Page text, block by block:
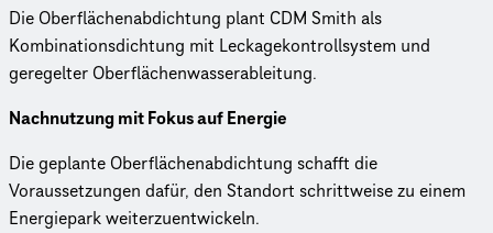
Die Oberflächenabdichtung plant CDM Smith als
Kombinationsdichtung mit Leckagekontrollsystem und
geregelter Oberflächenwasserableitung.
Nachnutzung mit Fokus auf Energie
Die geplante Oberflächenabdichtung schafft die
Voraussetzungen dafür, den Standort schrittweise zu einem
Energiepark weiterzuentwickeln.